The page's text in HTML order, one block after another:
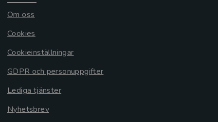
Om oss
Cookies
Cookieinställningar
GDPR och personuppgifter
Lediga tjänster
Nyhetsbrev